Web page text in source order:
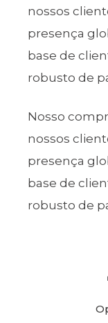
nossos
presença
base de
robusto de
Nosso
nossos
presença
base de
robusto de